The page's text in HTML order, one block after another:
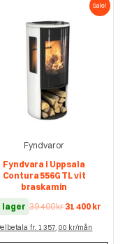
Sale!
Fyndvaror
Fyndvara i Uppsala
Contura 556G TL vit
braskamin
lager 39 400krDet
priset
31 400 krDet
fr. 1 357,00 kr/mån